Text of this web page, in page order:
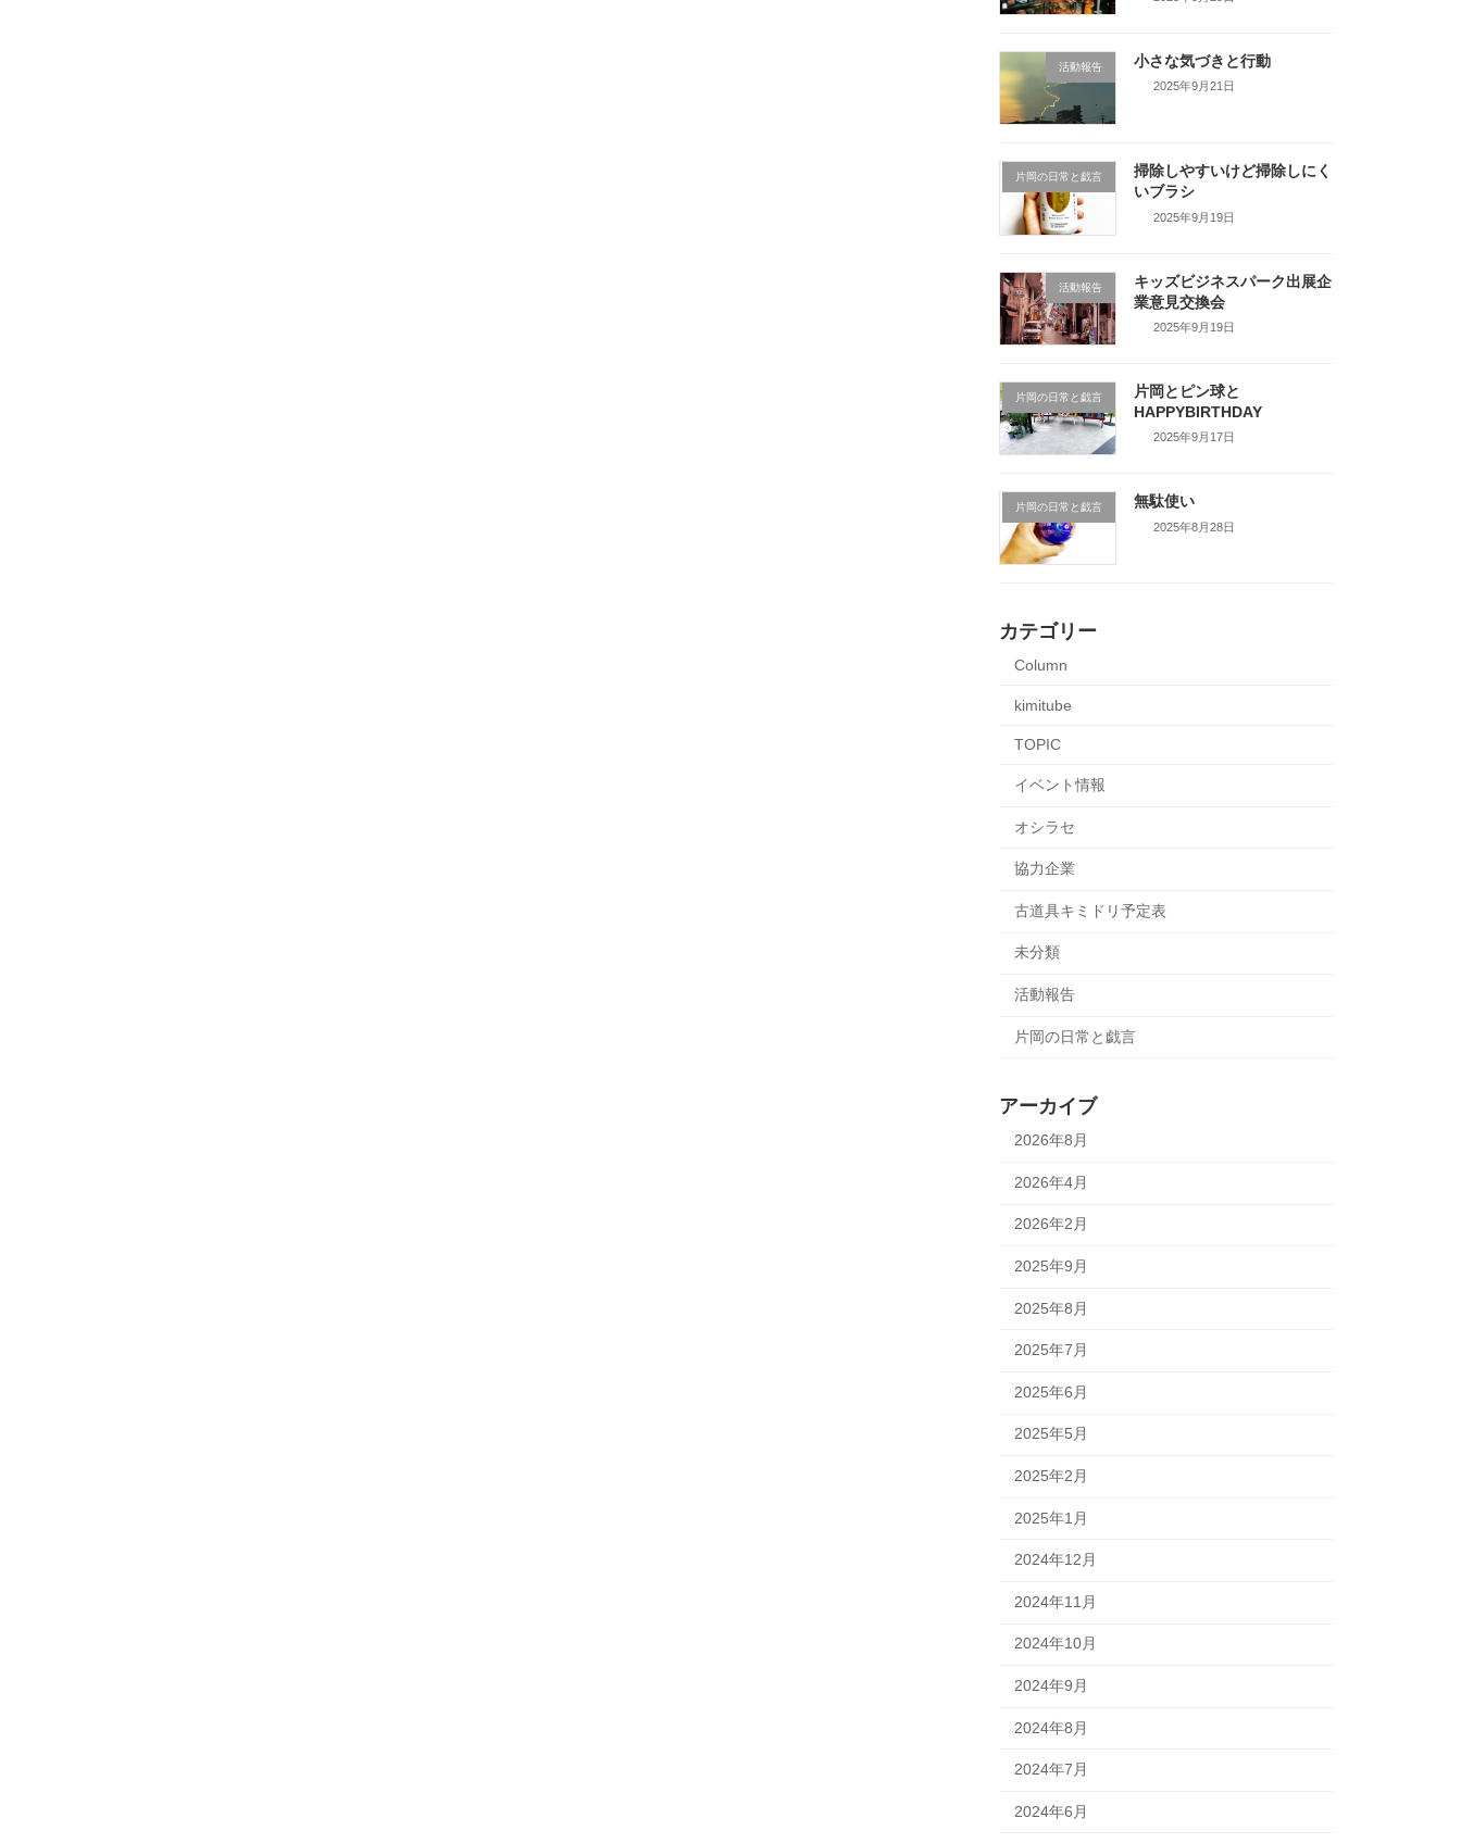
活動報告 小さな気づきと行動
2025年9月21日
片岡の日常と戯言
掃除しやすいけど掃除しにく
いブラシ
2025年9月19日
活動報告
キッズビジネスパーク出展企
業意見交換会
2025年9月19日
片岡の日常と戯言
片岡とピン球と
HAPPYBIRTHDAY
2025年9月17日
片岡の日常と戯言 無駄使い
2025年8月28日
カテゴリー
Column
kimitube
TOPIC
イベント情報
オシラセ
協力企業
古道具キミドリ予定表
未分類
活動報告
片岡の日常と戯言
アーカイブ
2026年8月
2026年4月
2026年2月
2025年9月
2025年8月
2025年7月
2025年6月
2025年5月
2025年2月
2025年1月
2024年12月
2024年11月
2024年10月
2024年9月
2024年8月
2024年7月
2024年6月